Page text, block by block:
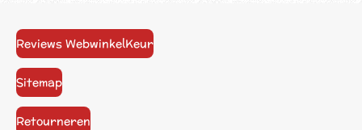
Reviews WebwinkelKeur
Sitemap
Retourneren